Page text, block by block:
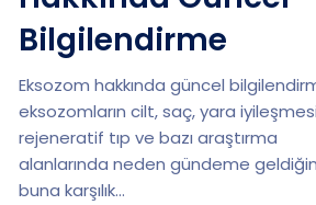
Bilgilendirme
Eksozom hakkında güncel
eksozomların cilt, saç, yara
rejeneratif tıp ve bazı araştırma
alanlarında neden gündeme
buna karşılık...